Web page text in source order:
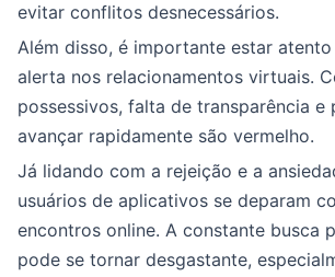
evitar conflitos desnecessários.
Além disso, é importante estar
alerta nos relacionamentos virtuais.
possessivos, falta de transparência e
avançar rapidamente são vermelho.
Já lidando com a rejeição e a
usuários de aplicativos se deparam
encontros online. A constante busca
pode se tornar desgastante,